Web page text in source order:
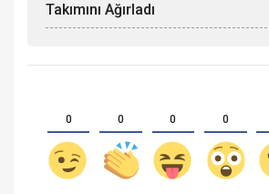
Takımını Ağırladı
0 0 0 0